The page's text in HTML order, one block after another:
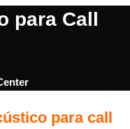
para Call
para call